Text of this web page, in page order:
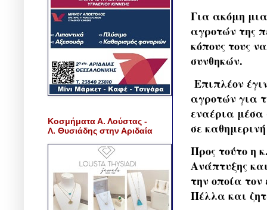
Για ακόμη
αγροτών της
κόπους τους
συνθηκών.
Επιπλέον
αγροτών για
εναέρια μέσα
σε
Προς τούτο η
Ανάπτυξης
την οποία
Πέλλα και
Κοσμήματα Α. Λούστας -
Λ. Θυσιάδης στην Αριδαία